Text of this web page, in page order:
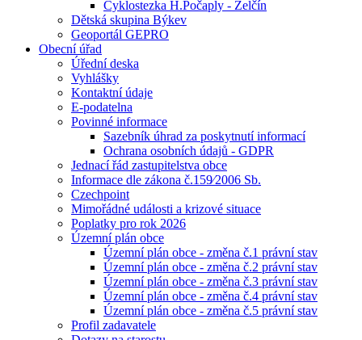
Cyklostezka H.Počaply - Zelčín
Dětská skupina Býkev
Geoportál GEPRO
Obecní úřad
Úřední deska
Vyhlášky
Kontaktní údaje
E-podatelna
Povinné informace
Sazebník úhrad za poskytnutí informací
Ochrana osobních údajů - GDPR
Jednací řád zastupitelstva obce
Informace dle zákona č.159⁄2006 Sb.
Czechpoint
Mimořádné události a krizové situace
Poplatky pro rok 2026
Územní plán obce
Územní plán obce - změna č.1 právní stav
Územní plán obce - změna č.2 právní stav
Územní plán obce - změna č.3 právní stav
Územní plán obce - změna č.4 právní stav
Územní plán obce - změna č.5 právní stav
Profil zadavatele